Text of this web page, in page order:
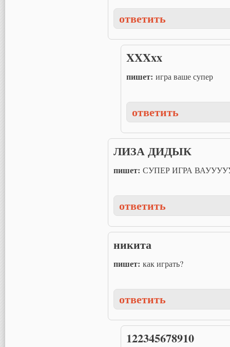
ответить
XXXxx
пишет: игра ваше супер
ответить
ЛИЗА ДИДЫК
пишет: СУПЕР ИГРА
ответить
никита
пишет: как играть?
ответить
122345678910